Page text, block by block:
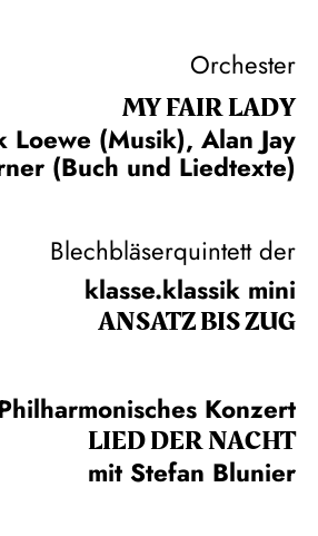
Orchester
MY FAIR LADY
Loewe (Musik), Alan Jay
(Buch und Liedtexte)
Blechbläserquintett der
klasse.klassik mini
ANSATZ BIS ZUG
Konzert
LIED DER NACHT
mit Stefan Blunier